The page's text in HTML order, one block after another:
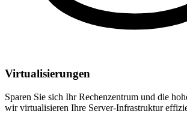
Virtualisierungen
Sparen Sie sich Ihr Rechenzentrum und die
wir virtualisieren Ihre Server-Infrastruktur